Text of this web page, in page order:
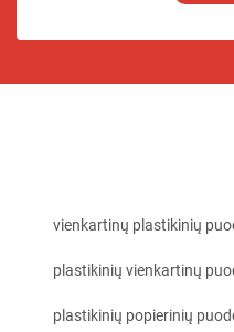
vienkartinų plastikinių
plastikinių vienkartinų
plastikinių popierinių